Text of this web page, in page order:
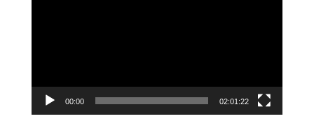
00:00 02:01:22